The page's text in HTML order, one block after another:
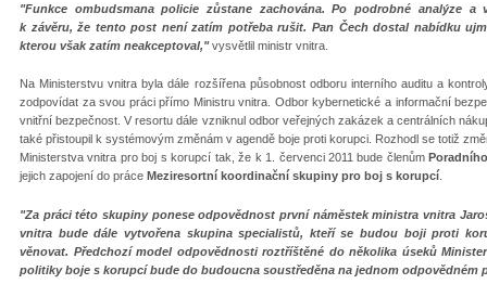
"Funkce ombudsmana policie zůstane zachována. Po podrobné analýze
k závěru, že tento post není zatím potřeba rušit. Pan Čech dostal nabídku
kterou však zatím neakceptoval,"vysvětlil ministr vnitra.
Na Ministerstvu vnitra byla dále rozšířena působnost odboru interního auditu a
zodpovídat za svou práci přímo Ministru vnitra. Odbor kybernetické a informační
vnitřní bezpečnost. V resortu dále vzniknul odbor veřejných zakázek a centrálních
také přistoupil k systémovým změnám v agendě boje proti korupci. Rozhodl se totiž
Ministerstva vnitra pro boj s korupcí tak, že k 1. červenci 2011 bude členům
jejich zapojení do práce Meziresortní koordinační skupiny pro boj s korupcí
"Za práci této skupiny ponese odpovědnost první náměstek ministra vnitra
vnitra bude dále vytvořena skupina specialistů, kteří se budou boji proti
věnovat. Předchozí model odpovědnosti roztříštěné do několika úseků
politiky boje s korupcí bude do budoucna soustředěna na jednom odpovědném